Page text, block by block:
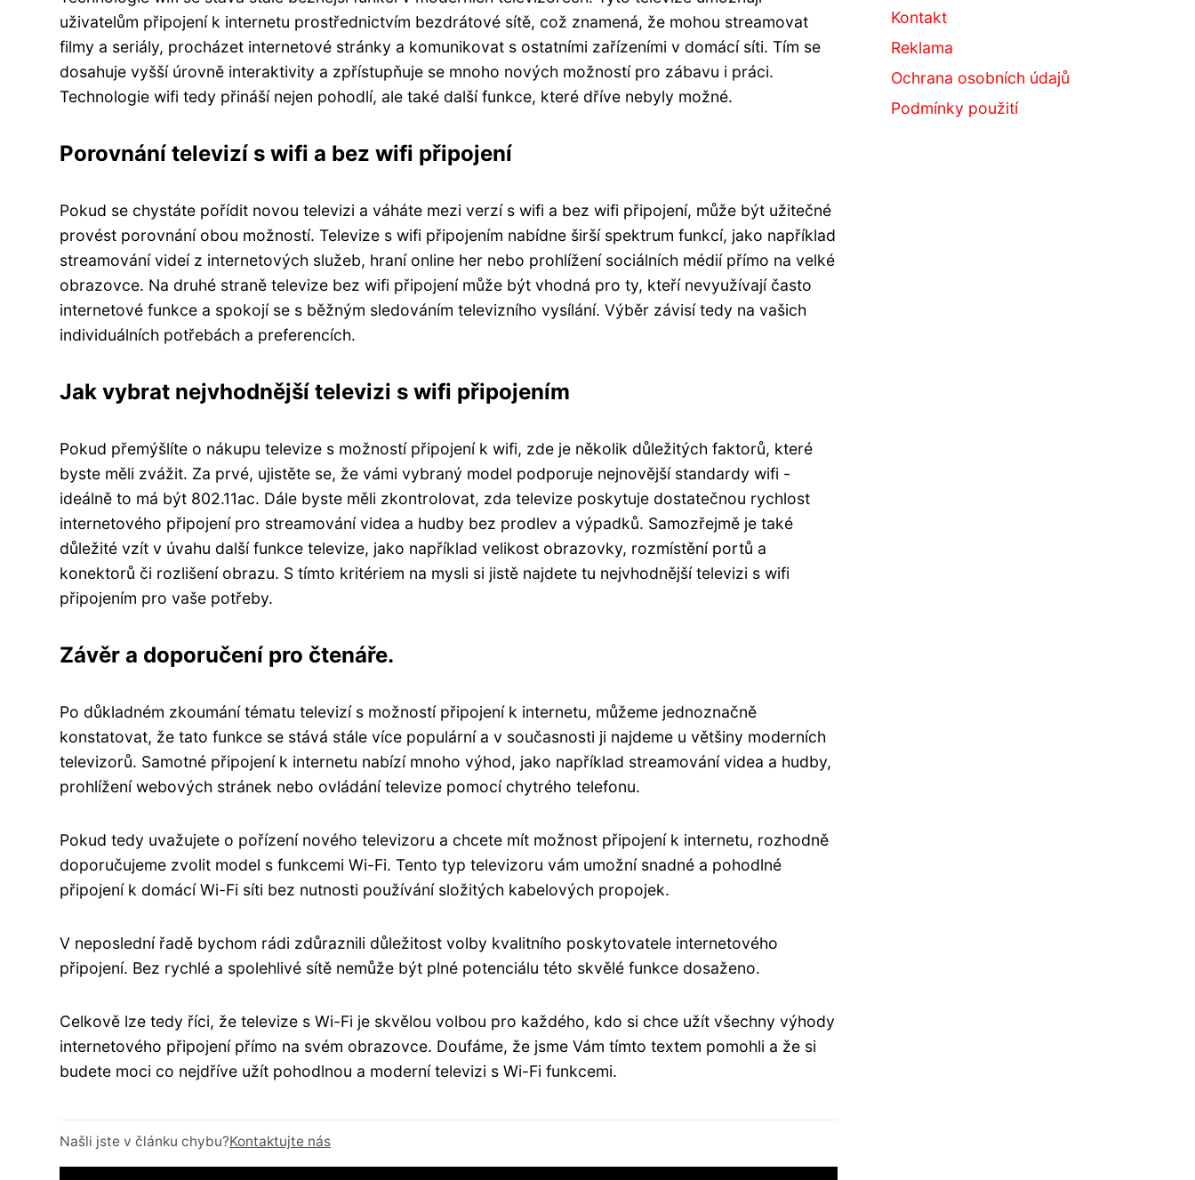
uživatelům připojení k internetu prostřednictvím bezdrátové sítě, což znamená, že mohou streamovat
filmy a seriály, procházet internetové stránky a komunikovat s ostatními zařízeními v domácí síti. Tím se
dosahuje vyšší úrovně interaktivity a zpřístupňuje se mnoho nových možností pro zábavu i práci.
Technologie wifi tedy přináší nejen pohodlí, ale také další funkce, které dříve nebyly možné.
Porovnání televizí s wifi a bez wifi připojení
Pokud se chystáte pořídit novou televizi a váháte mezi verzí s wifi a bez wifi připojení, může být užitečné
provést porovnání obou možností. Televize s wifi připojením nabídne širší spektrum funkcí, jako například
streamování videí z internetových služeb, hraní online her nebo prohlížení sociálních médií přímo na velké
obrazovce. Na druhé straně televize bez wifi připojení může být vhodná pro ty, kteří nevyužívají často
internetové funkce a spokojí se s běžným sledováním televizního vysílání. Výběr závisí tedy na vašich
individuálních potřebách a preferencích.
Jak vybrat nejvhodnější televizi s wifi připojením
Pokud přemýšlíte o nákupu televize s možností připojení k wifi, zde je několik důležitých faktorů, které
byste měli zvážit. Za prvé, ujistěte se, že vámi vybraný model podporuje nejnovější standardy wifi -
ideálně to má být 802.11ac. Dále byste měli zkontrolovat, zda televize poskytuje dostatečnou rychlost
internetového připojení pro streamování videa a hudby bez prodlev a výpadků. Samozřejmě je také
důležité vzít v úvahu další funkce televize, jako například velikost obrazovky, rozmístění portů a
konektorů či rozlišení obrazu. S tímto kritériem na mysli si jistě najdete tu nejvhodnější televizi s wifi
připojením pro vaše potřeby.
Závěr a doporučení pro čtenáře.
Po důkladném zkoumání tématu televizí s možností připojení k internetu, můžeme jednoznačně
konstatovat, že tato funkce se stává stále více populární a v současnosti ji najdeme u většiny moderních
televizorů. Samotné připojení k internetu nabízí mnoho výhod, jako například streamování videa a hudby,
prohlížení webových stránek nebo ovládání televize pomocí chytrého telefonu.
Pokud tedy uvažujete o pořízení nového televizoru a chcete mít možnost připojení k internetu, rozhodně
doporučujeme zvolit model s funkcemi Wi-Fi. Tento typ televizoru vám umožní snadné a pohodlné
připojení k domácí Wi-Fi síti bez nutnosti používání složitých kabelových propojek.
V neposlední řadě bychom rádi zdůraznili důležitost volby kvalitního poskytovatele internetového
připojení. Bez rychlé a spolehlivé sítě nemůže být plné potenciálu této skvělé funkce dosaženo.
Celkově lze tedy říci, že televize s Wi-Fi je skvělou volbou pro každého, kdo si chce užít všechny výhody
internetového připojení přímo na svém obrazovce. Doufáme, že jsme Vám tímto textem pomohli a že si
budete moci co nejdříve užít pohodlnou a moderní televizi s Wi-Fi funkcemi.
Našli jste v článku chybu?Kontaktujte nás
Kontakt
Reklama
Ochrana osobních údajů
Podmínky použití